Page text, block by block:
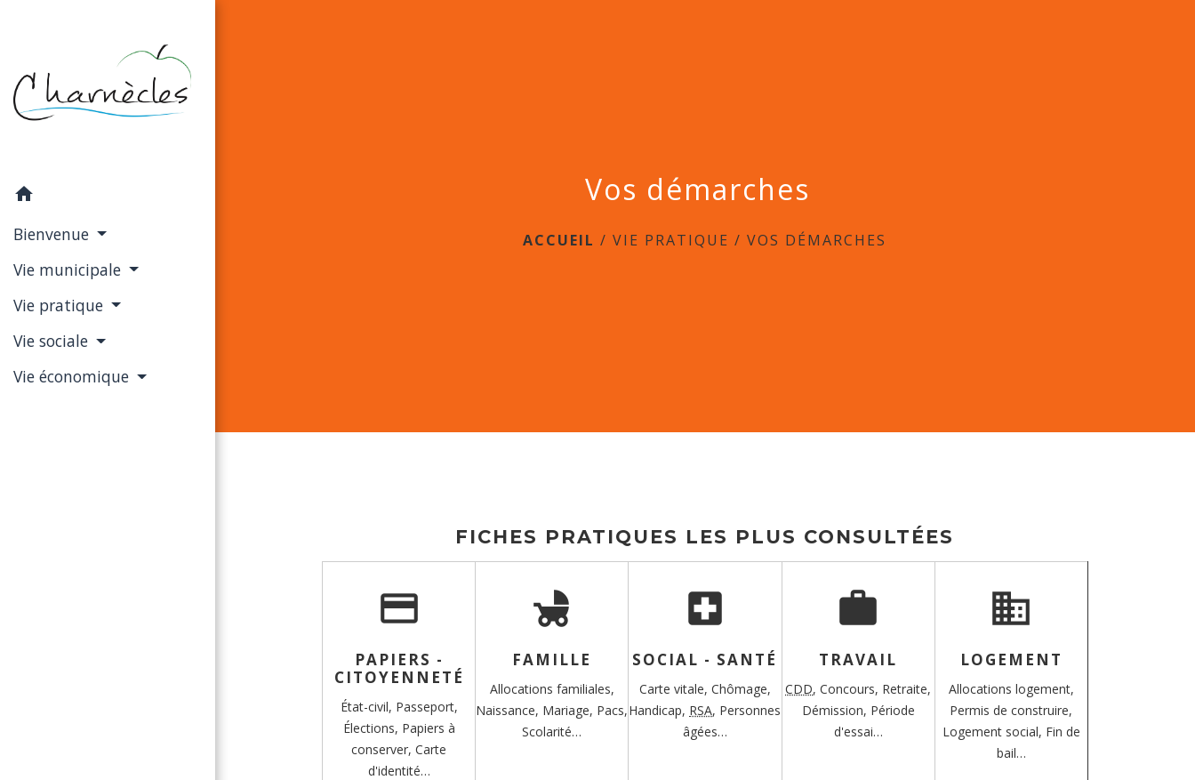
home
Bienvenue
Vie municipale
Vie pratique
Vie sociale
Vie économique
Vos démarches
ACCUEIL /VIE PRATIQUE /VOS DÉMARCHES
FICHES PRATIQUES LES PLUS CONSULTÉES
credit_card
PAPIERS -
CITOYENNETÉ
État-civil, Passeport,
Élections, Papiers à
conserver,Carte
d'identité…
child_friendly
FAMILLE
Allocations familiales,
Naissance, Mariage, Pacs,
Scolarité…
local_hospital
SOCIAL - SANTÉ
Carte vitale, Chômage,
Handicap, RSA, Personnes
âgées…
work
TRAVAIL
CDD,Concours, Retraite,
Démission, Période
d'essai…
domain
LOGEMENT
Allocations logement,
Permis de construire,
Logement social, Fin de
bail…